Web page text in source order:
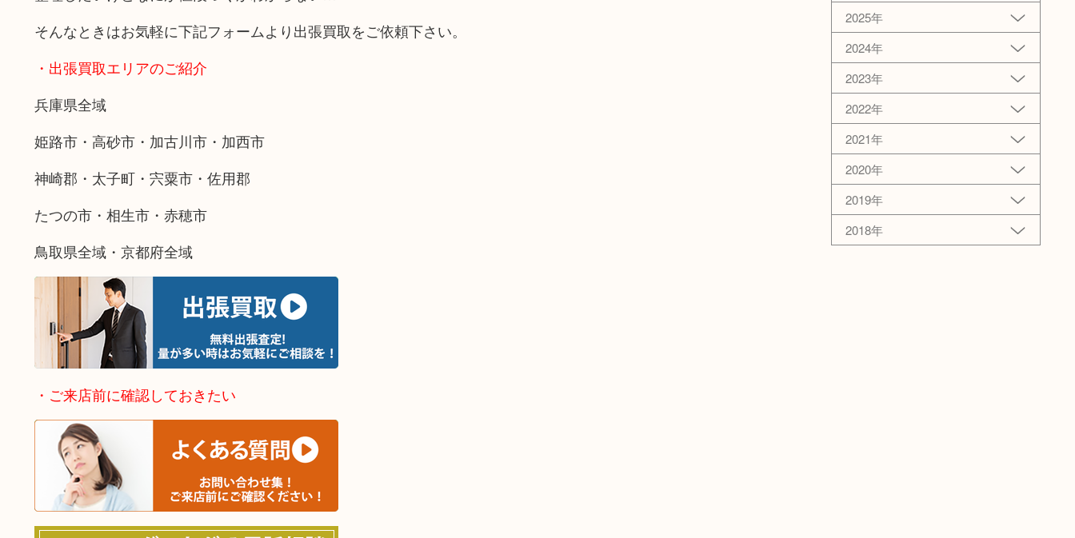
そんなときはお気軽に下記フォームより出張買取をご依頼下さい。
・出張買取エリアのご紹介
兵庫県全域
姫路市・高砂市・加古川市・加西市
神崎郡・太子町・宍粟市・佐用郡
たつの市・相生市・赤穂市
鳥取県全域・京都府全域
・ご来店前に確認しておきたい
2025年
2024年
2023年
2022年
2021年
2020年
2019年
2018年